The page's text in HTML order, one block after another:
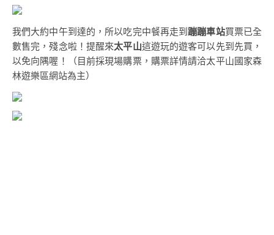
我們大約中午到達的，所以吃完中餐再走到蹦蹦車站買票已全
數售完，殘念啦！提醒來太平山這遊玩的遊客可以先到先買，
以免向隅喔！（目前採現場購票，購票詳情請洽太平山國家森
林遊樂區網站為主）